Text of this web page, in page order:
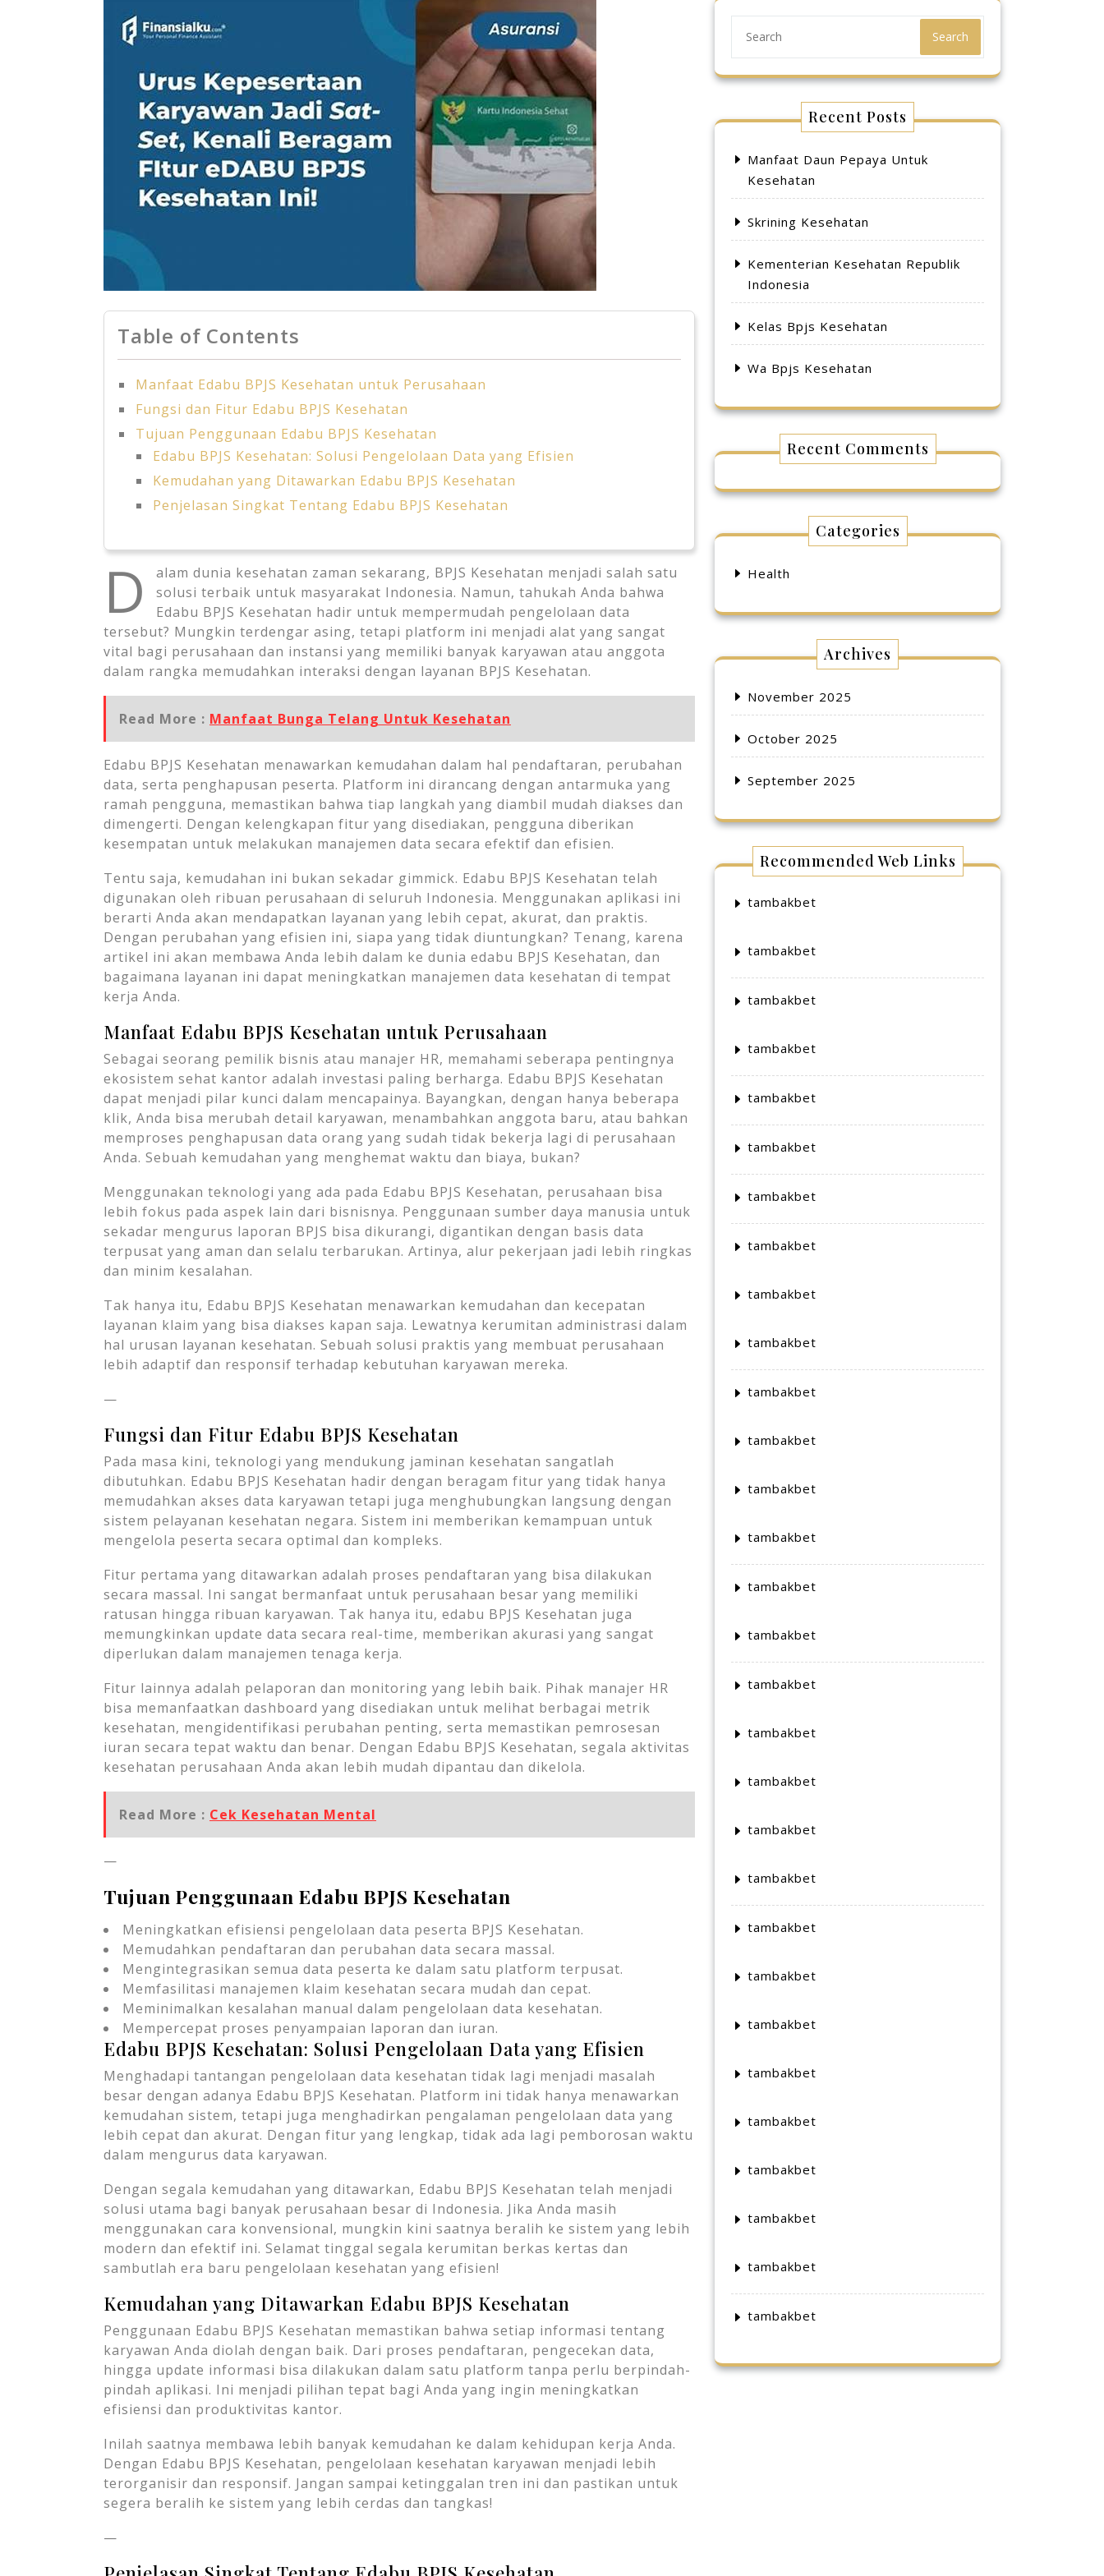
Table of Contents
Manfaat Edabu BPJS Kesehatan untuk Perusahaan
Fungsi dan Fitur Edabu BPJS Kesehatan
Tujuan Penggunaan Edabu BPJS Kesehatan
Edabu BPJS Kesehatan: Solusi Pengelolaan Data yang Efisien
Kemudahan yang Ditawarkan Edabu BPJS Kesehatan
Penjelasan Singkat Tentang Edabu BPJS Kesehatan
D
alam dunia kesehatan zaman sekarang, BPJS Kesehatan menjadi salah satu
solusi terbaik untuk masyarakat Indonesia. Namun, tahukah Anda bahwa
Edabu BPJS Kesehatan hadir untuk mempermudah pengelolaan data
tersebut? Mungkin terdengar asing, tetapi platform ini menjadi alat yang sangat
vital bagi perusahaan dan instansi yang memiliki banyak karyawan atau anggota
dalam rangka memudahkan interaksi dengan layanan BPJS Kesehatan.
Read More : Manfaat Bunga Telang Untuk Kesehatan
Edabu BPJS Kesehatan menawarkan kemudahan dalam hal pendaftaran, perubahan
data, serta penghapusan peserta. Platform ini dirancang dengan antarmuka yang
ramah pengguna, memastikan bahwa tiap langkah yang diambil mudah diakses dan
dimengerti. Dengan kelengkapan fitur yang disediakan, pengguna diberikan
kesempatan untuk melakukan manajemen data secara efektif dan efisien.
Tentu saja, kemudahan ini bukan sekadar gimmick. Edabu BPJS Kesehatan telah
digunakan oleh ribuan perusahaan di seluruh Indonesia. Menggunakan aplikasi ini
berarti Anda akan mendapatkan layanan yang lebih cepat, akurat, dan praktis.
Dengan perubahan yang efisien ini, siapa yang tidak diuntungkan? Tenang, karena
artikel ini akan membawa Anda lebih dalam ke dunia edabu BPJS Kesehatan, dan
bagaimana layanan ini dapat meningkatkan manajemen data kesehatan di tempat
kerja Anda.
Manfaat Edabu BPJS Kesehatan untuk Perusahaan
Sebagai seorang pemilik bisnis atau manajer HR, memahami seberapa pentingnya
ekosistem sehat kantor adalah investasi paling berharga. Edabu BPJS Kesehatan
dapat menjadi pilar kunci dalam mencapainya. Bayangkan, dengan hanya beberapa
klik, Anda bisa merubah detail karyawan, menambahkan anggota baru, atau bahkan
memproses penghapusan data orang yang sudah tidak bekerja lagi di perusahaan
Anda. Sebuah kemudahan yang menghemat waktu dan biaya, bukan?
Menggunakan teknologi yang ada pada Edabu BPJS Kesehatan, perusahaan bisa
lebih fokus pada aspek lain dari bisnisnya. Penggunaan sumber daya manusia untuk
sekadar mengurus laporan BPJS bisa dikurangi, digantikan dengan basis data
terpusat yang aman dan selalu terbarukan. Artinya, alur pekerjaan jadi lebih ringkas
dan minim kesalahan.
Tak hanya itu, Edabu BPJS Kesehatan menawarkan kemudahan dan kecepatan
layanan klaim yang bisa diakses kapan saja. Lewatnya kerumitan administrasi dalam
hal urusan layanan kesehatan. Sebuah solusi praktis yang membuat perusahaan
lebih adaptif dan responsif terhadap kebutuhan karyawan mereka.
—
Fungsi dan Fitur Edabu BPJS Kesehatan
Pada masa kini, teknologi yang mendukung jaminan kesehatan sangatlah
dibutuhkan. Edabu BPJS Kesehatan hadir dengan beragam fitur yang tidak hanya
memudahkan akses data karyawan tetapi juga menghubungkan langsung dengan
sistem pelayanan kesehatan negara. Sistem ini memberikan kemampuan untuk
mengelola peserta secara optimal dan kompleks.
Fitur pertama yang ditawarkan adalah proses pendaftaran yang bisa dilakukan
secara massal. Ini sangat bermanfaat untuk perusahaan besar yang memiliki
ratusan hingga ribuan karyawan. Tak hanya itu, edabu BPJS Kesehatan juga
memungkinkan update data secara real-time, memberikan akurasi yang sangat
diperlukan dalam manajemen tenaga kerja.
Fitur lainnya adalah pelaporan dan monitoring yang lebih baik. Pihak manajer HR
bisa memanfaatkan dashboard yang disediakan untuk melihat berbagai metrik
kesehatan, mengidentifikasi perubahan penting, serta memastikan pemrosesan
iuran secara tepat waktu dan benar. Dengan Edabu BPJS Kesehatan, segala aktivitas
kesehatan perusahaan Anda akan lebih mudah dipantau dan dikelola.
Read More : Cek Kesehatan Mental
—
Tujuan Penggunaan Edabu BPJS Kesehatan
Meningkatkan efisiensi pengelolaan data peserta BPJS Kesehatan.
Memudahkan pendaftaran dan perubahan data secara massal.
Mengintegrasikan semua data peserta ke dalam satu platform terpusat.
Memfasilitasi manajemen klaim kesehatan secara mudah dan cepat.
Meminimalkan kesalahan manual dalam pengelolaan data kesehatan.
Mempercepat proses penyampaian laporan dan iuran.
Edabu BPJS Kesehatan: Solusi Pengelolaan Data yang Efisien
Menghadapi tantangan pengelolaan data kesehatan tidak lagi menjadi masalah
besar dengan adanya Edabu BPJS Kesehatan. Platform ini tidak hanya menawarkan
kemudahan sistem, tetapi juga menghadirkan pengalaman pengelolaan data yang
lebih cepat dan akurat. Dengan fitur yang lengkap, tidak ada lagi pemborosan waktu
dalam mengurus data karyawan.
Dengan segala kemudahan yang ditawarkan, Edabu BPJS Kesehatan telah menjadi
solusi utama bagi banyak perusahaan besar di Indonesia. Jika Anda masih
menggunakan cara konvensional, mungkin kini saatnya beralih ke sistem yang lebih
modern dan efektif ini. Selamat tinggal segala kerumitan berkas kertas dan
sambutlah era baru pengelolaan kesehatan yang efisien!
Kemudahan yang Ditawarkan Edabu BPJS Kesehatan
Penggunaan Edabu BPJS Kesehatan memastikan bahwa setiap informasi tentang
karyawan Anda diolah dengan baik. Dari proses pendaftaran, pengecekan data,
hingga update informasi bisa dilakukan dalam satu platform tanpa perlu berpindah-
pindah aplikasi. Ini menjadi pilihan tepat bagi Anda yang ingin meningkatkan
efisiensi dan produktivitas kantor.
Inilah saatnya membawa lebih banyak kemudahan ke dalam kehidupan kerja Anda.
Dengan Edabu BPJS Kesehatan, pengelolaan kesehatan karyawan menjadi lebih
terorganisir dan responsif. Jangan sampai ketinggalan tren ini dan pastikan untuk
segera beralih ke sistem yang lebih cerdas dan tangkas!
—
Search
Recent Posts
Manfaat Daun Pepaya Untuk
Kesehatan
Skrining Kesehatan
Kementerian Kesehatan Republik
Indonesia
Kelas Bpjs Kesehatan
Wa Bpjs Kesehatan
Recent Comments
Categories
Health
Archives
November 2025
October 2025
September 2025
Recommended Web Links
tambakbet
tambakbet
tambakbet
tambakbet
tambakbet
tambakbet
tambakbet
tambakbet
tambakbet
tambakbet
tambakbet
tambakbet
tambakbet
tambakbet
tambakbet
tambakbet
tambakbet
tambakbet
tambakbet
tambakbet
tambakbet
tambakbet
tambakbet
tambakbet
tambakbet
tambakbet
tambakbet
tambakbet
tambakbet
tambakbet